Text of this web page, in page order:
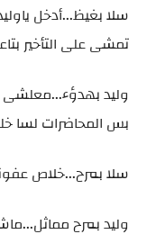
سلا بغيظ...أدخل
تمشى على التأخير
وليد
بس المحاضرات لسا
سلا بمرح...خلاص
وليد بمرح